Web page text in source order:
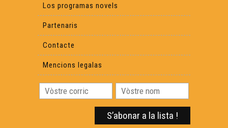
Los programas novels
Partenaris
Contacte
Mencions legalas